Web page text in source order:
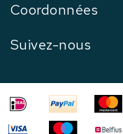
Coordonnées
Suivez-nous